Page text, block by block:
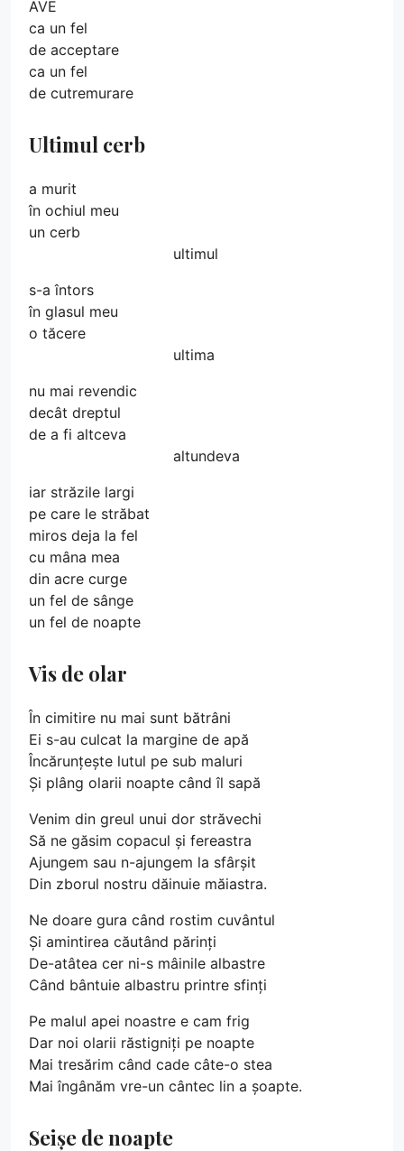
AVE
ca un fel
de acceptare
ca un fel
de cutremurare
Ultimul cerb
a murit
în ochiul meu
un cerb
ultimul
s-a întors
în glasul meu
o tăcere
ultima
nu mai revendic
decât dreptul
de a fi altceva
altundeva
iar străzile largi
pe care le străbat
miros deja la fel
cu mâna mea
din acre curge
un fel de sânge
un fel de noapte
Vis de olar
În cimitire nu mai sunt bătrâni
Ei s-au culcat la margine de apă
Încărunțește lutul pe sub maluri
Și plâng olarii noapte când îl sapă
Venim din greul unui dor străvechi
Să ne găsim copacul și fereastra
Ajungem sau n-ajungem la sfârșit
Din zborul nostru dăinuie măiastra.
Ne doare gura când rostim cuvântul
Și amintirea căutând părinți
De-atâtea cer ni-s mâinile albastre
Când bântuie albastru printre sfinți
Pe malul apei noastre e cam frig
Dar noi olarii răstigniți pe noapte
Mai tresărim când cade câte-o stea
Mai îngânăm vre-un cântec lin a șoapte.
Seișe de noapte